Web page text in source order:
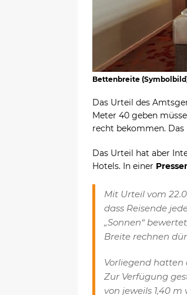
Bettenbreite
Das Urteil des
Meter 40 geben
recht bekommen.
Das Urteil hat aber
Hotels. In einer
Mit Urteil vom
dass Reisende
„Sonnen“
Breite rechnen
Vorliegend hatten
Zur Verfügung
von jeweils 1,40